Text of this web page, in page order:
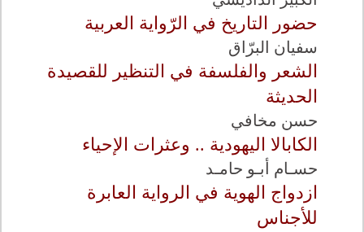
حضور التاريخ في الرّواية العربية
سفيان البرّاق
الشعر والفلسفة في التنظير للقصيدة
الحديثة
حسن مخافي
الكابالا اليهودية .. وعثرات الإحياء
حسـام أبـو حامـد
ازدواج الهوية في الرواية العابرة
للأجناس